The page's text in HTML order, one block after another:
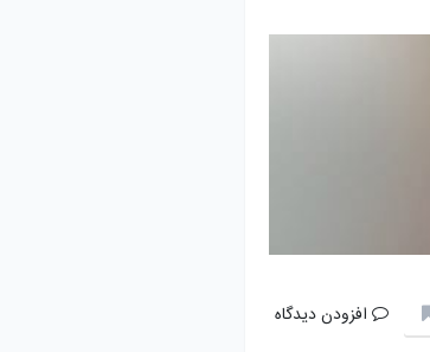
افزودن دیدگاه